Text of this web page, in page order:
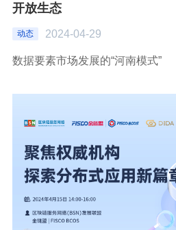
开放生态
动态 2024-04-29
数据要素市场发展的“河南模式”